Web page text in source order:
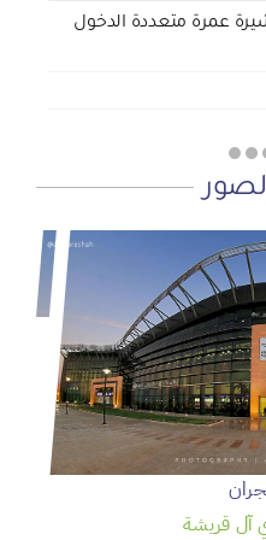
عمرة متعددة الدخول
آل قريشة